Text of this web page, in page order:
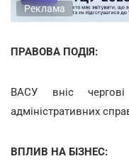
Реклама
ПРАВОВА ПОДІЯ:
ВАСУ вніс
адміністративних
ВПЛИВ НА БІЗНЕС: